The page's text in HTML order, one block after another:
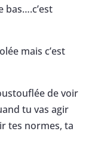
bas….c’est
mais c’est
de voir
tu vas agir
tes normes, ta